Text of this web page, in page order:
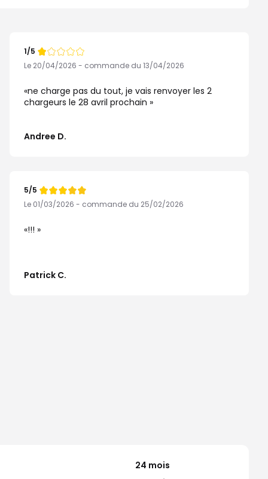
Note
de
1/5
Le 20/04/2026 - commande du 13/04/2026
ne charge pas du tout, je vais renvoyer les 2
chargeurs le 28 avril prochain
Andree D.
Note
de
5/5
Le 01/03/2026 - commande du 25/02/2026
!!!
Patrick C.
24 mois